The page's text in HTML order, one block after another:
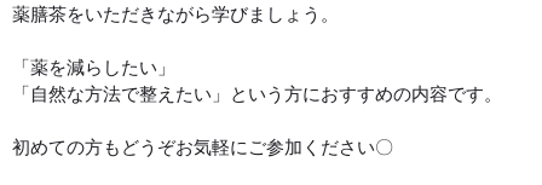
薬膳茶をいただきながら学びましょう。
「薬を減らしたい」
「自然な方法で整えたい」という方におすすめの内容です。
初めての方もどうぞお気軽にご参加ください〇